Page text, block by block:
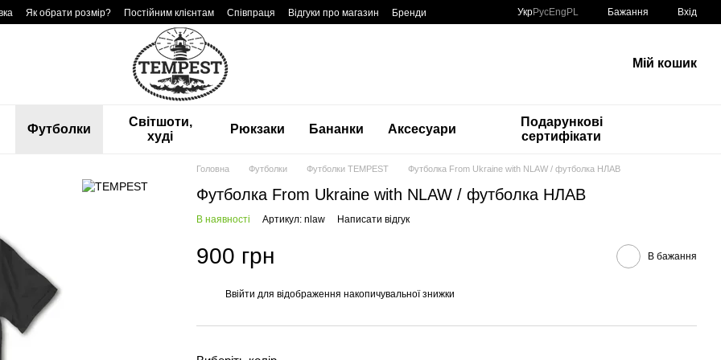
Як обрати розмір? Постійним клієнтам Співпраця Відгуки про магазин
Бренди
УкрРусEng PL Бажання Вхід
Мій кошик
Футболки
Світшоти,
худі
Рюкзаки Бананки Аксесуари
Подарункові
сертифікати
Головна Футболки Футболки TEMPEST Футболка From Ukraine with NLAW / футболка НЛАВ
Футболка From Ukraine with NLAW / футболка НЛАВ
В наявності Артикул: nlaw Написати відгук
900 грн В бажання
Ввійти для відображення накопичувальної знижки